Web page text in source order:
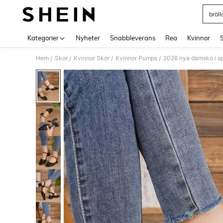
Kategorier Nyheter Snabbleverans Rea Kvinnor
Hem / Skor / Kvinnor Skor / Kvinnor Pumps /